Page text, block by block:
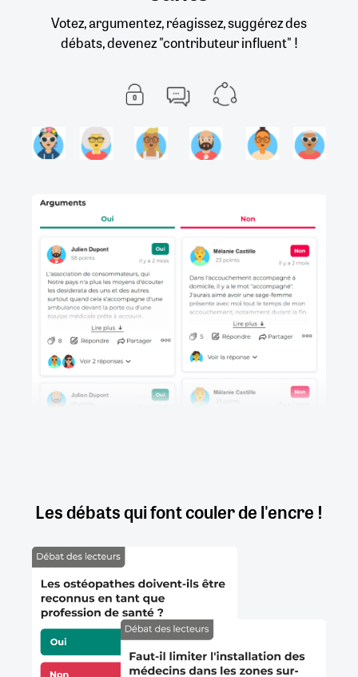
Votez, argumentez, réagissez, suggérez des
débats, devenez "contributeur influent" !
Les débats qui font couler de l'encre !